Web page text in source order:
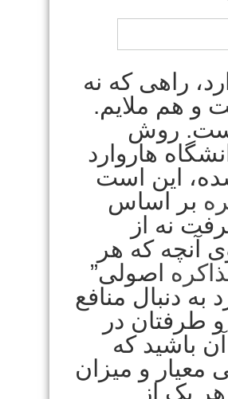
راهی که نه
و هم ملایم.
روش
هاروارد
این است
بر اساس
نه از
آنچه که هر
اصولی”
دنبال منافع
طرفتان در
باشید که
معیار و میزان
یک از